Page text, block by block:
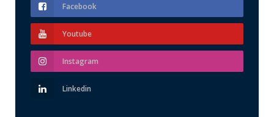
Facebook
Youtube
Instagram
Linkedin